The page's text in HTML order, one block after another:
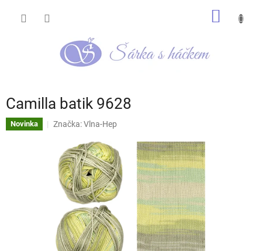
Camilla batik 9628
Novinka Značka:Vlna-Hep